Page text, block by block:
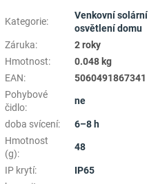
Kategorie:
Venkovní solární
osvětlení domu
Záruka:
2 roky
Hmotnost:
0.048 kg
EAN:
5060491867341
Pohybové
čidlo:
ne
doba svícení:
6–8 h
Hmotnost
(g):
48
IP krytí:
IP65